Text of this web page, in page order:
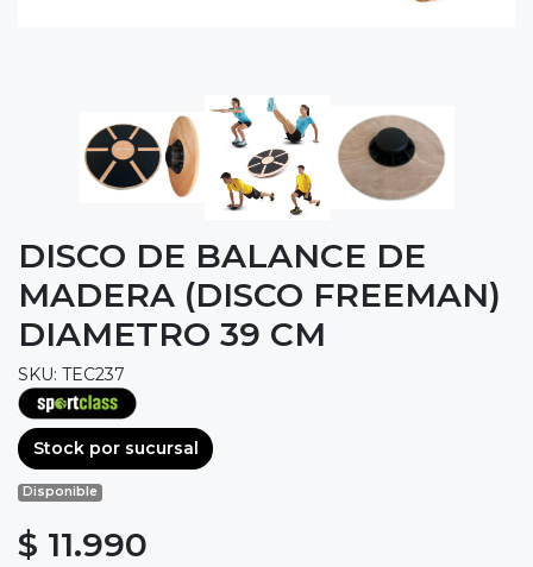
DISCO DE BALANCE DE
MADERA (DISCO FREEMAN)
DIAMETRO 39 CM
SKU: TEC237
Stock por sucursal
Disponible
$ 11.990